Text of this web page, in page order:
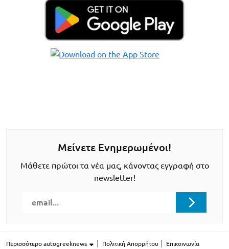
Μείνετε Ενημερωμένοι!
Μάθετε πρώτοι τα νέα μας, κάνοντας εγγραφή στο
newsletter!
Περισσότερο autogreeknews Πολιτική Απορρήτου Επικοινωνία